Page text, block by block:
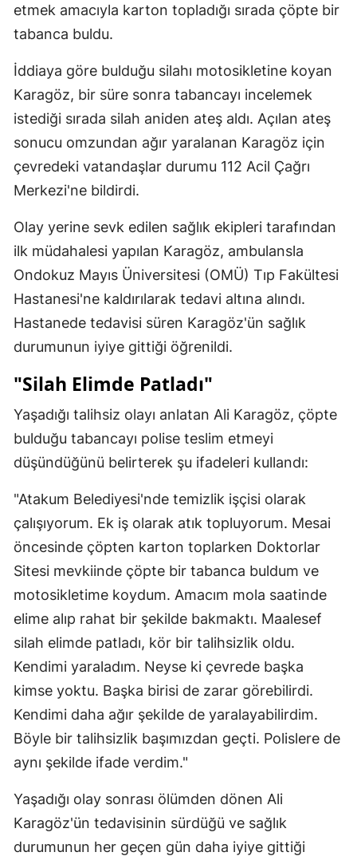
etmek amacıyla karton topladığı sırada çöpte bir
tabanca buldu.
İddiaya göre bulduğu silahı motosikletine koyan
Karagöz, bir süre sonra tabancayı incelemek
istediği sırada silah aniden ateş aldı. Açılan ateş
sonucu omzundan ağır yaralanan Karagöz için
çevredeki vatandaşlar durumu 112 Acil Çağrı
Merkezi'ne bildirdi.
Olay yerine sevk edilen sağlık ekipleri tarafından
ilk müdahalesi yapılan Karagöz, ambulansla
Ondokuz Mayıs Üniversitesi (OMÜ) Tıp Fakültesi
Hastanesi'ne kaldırılarak tedavi altına alındı.
Hastanede tedavisi süren Karagöz'ün sağlık
durumunun iyiye gittiği öğrenildi.
"Silah Elimde Patladı"
Yaşadığı talihsiz olayı anlatan Ali Karagöz, çöpte
bulduğu tabancayı polise teslim etmeyi
düşündüğünü belirterek şu ifadeleri kullandı:
"Atakum Belediyesi'nde temizlik işçisi olarak
çalışıyorum. Ek iş olarak atık topluyorum. Mesai
öncesinde çöpten karton toplarken Doktorlar
Sitesi mevkiinde çöpte bir tabanca buldum ve
motosikletime koydum. Amacım mola saatinde
elime alıp rahat bir şekilde bakmaktı. Maalesef
silah elimde patladı, kör bir talihsizlik oldu.
Kendimi yaraladım. Neyse ki çevrede başka
kimse yoktu. Başka birisi de zarar görebilirdi.
Kendimi daha ağır şekilde de yaralayabilirdim.
Böyle bir talihsizlik başımızdan geçti. Polislere de
aynı şekilde ifade verdim."
Yaşadığı olay sonrası ölümden dönen Ali
Karagöz'ün tedavisinin sürdüğü ve sağlık
durumunun her geçen gün daha iyiye gittiği